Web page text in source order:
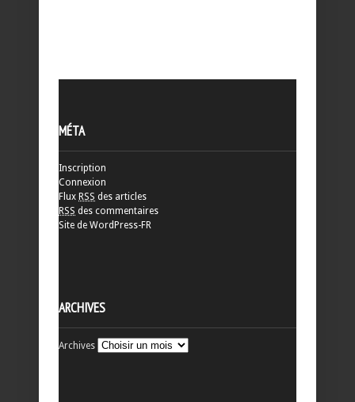
MÉTA
Inscription
Connexion
Flux RSS des articles
RSS des commentaires
Site de WordPress-FR
ARCHIVES
Archives